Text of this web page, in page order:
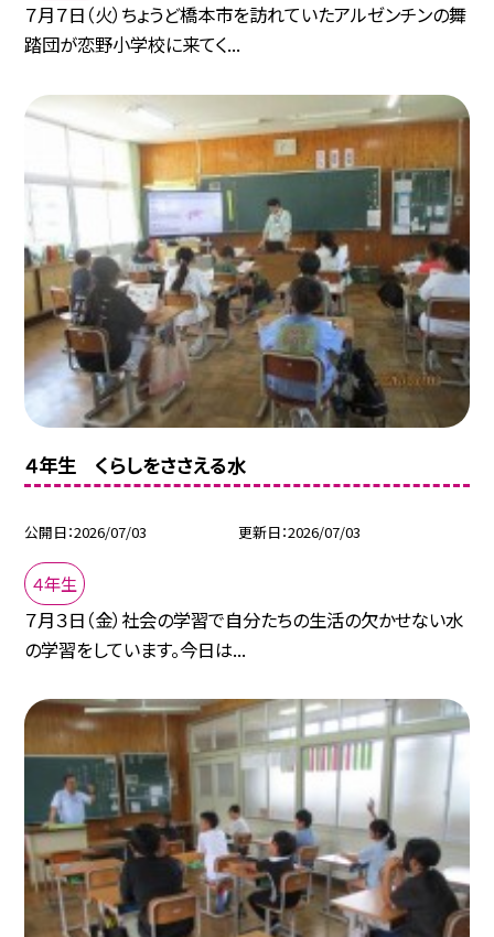
７月７日（火）ちょうど橋本市を訪れていたアルゼンチンの舞
踏団が恋野小学校に来てく...
４年生 くらしをささえる水
公開日 2026/07/03 更新日 2026/07/03
４年生
７月３日（金）社会の学習で自分たちの生活の欠かせない水
の学習をしています。今日は...